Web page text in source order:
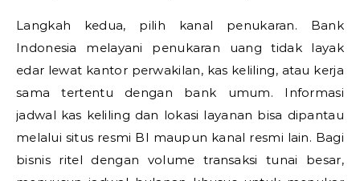
Langkah kedua, pilih kanal penukaran. Bank
Indonesia melayani penukaran uang tidak layak
edar lewat kantor perwakilan, kas keliling, atau kerja
sama tertentu dengan bank umum. Informasi
jadwal kas keliling dan lokasi layanan bisa dipantau
melalui situs resmi BI maupun kanal resmi lain. Bagi
bisnis ritel dengan volume transaksi tunai besar,